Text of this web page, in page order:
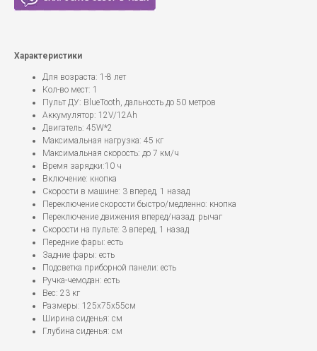
Характеристики
Для возраста: 1-8 лет
Кол-во мест: 1
Пульт ДУ: BlueTooth, дальность до 50 метров
Аккумулятор: 12V/12Ah
Двигатель: 45W*2
Максимальная нагрузка: 45 кг
Максимальная скорость: до 7 км/ч
Время зарядки:10 ч
Включение: кнопка
Скорости в машине: 3 вперед, 1 назад
Переключение скорости быстро/медленно: кнопка
Переключение движения вперед/назад: рычаг
Скорости на пульте: 3 вперед, 1 назад
Передние фары: есть
Задние фары: есть
Подсветка приборной панели: есть
Ручка-чемодан: есть
Вес: 23 кг
Размеры: 125x75x55см
Ширина сиденья: см
Глубина сиденья: см